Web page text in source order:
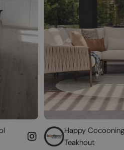
Happy Cocooning Lagune Rond 60
Teakhout